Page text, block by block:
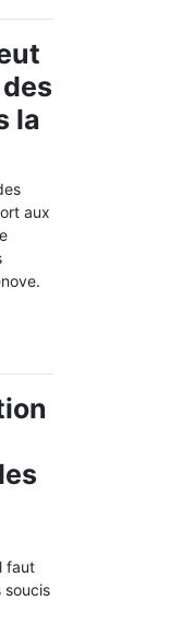
la
aux
faut
soucis